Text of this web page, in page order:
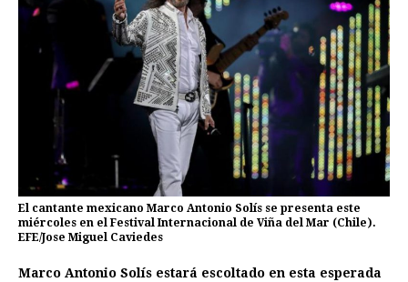
El cantante mexicano Marco Antonio Solís se presenta este
miércoles en el Festival Internacional de Viña del Mar (Chile).
EFE/Jose Miguel Caviedes
Marco Antonio Solís estará escoltado en esta esperada